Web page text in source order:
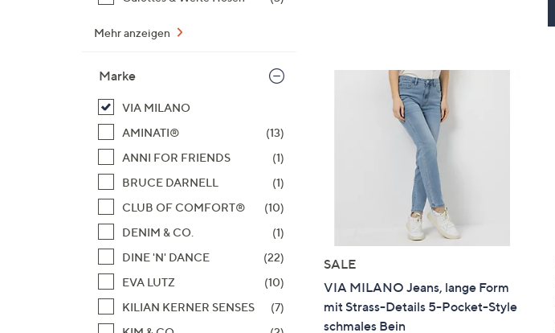
Mehr anzeigen
Marke
VIA MILANO
AMINATI®
(13)
ANNI FOR FRIENDS
(1)
BRUCE DARNELL
(1)
CLUB OF COMFORT®
(10)
DENIM & CO.
(1)
DINE 'N' DANCE
(22)
EVA LUTZ
(10)
KILIAN KERNER SENSES
(7)
SALE
VIA MILANO Jeans, lange Form
mit Strass-Details 5-Pocket-Style
schmales Bein